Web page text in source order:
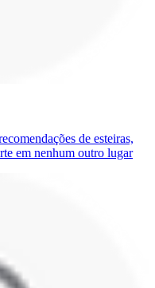
de esteiras,
em nenhum outro lugar